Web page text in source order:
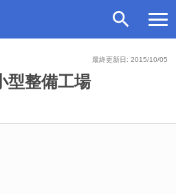
最終更新日: 2015/10/05
型整備工場